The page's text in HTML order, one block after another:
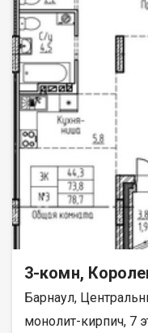
3-комн,
Барнаул,
монолит-кирпич, 7